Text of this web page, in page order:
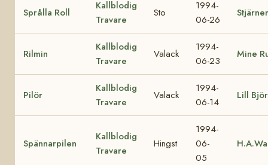
Språlla Roll
Kallblodig
Travare
Sto
1994-
06-26
Rilmin
Kallblodig
Travare
Valack
1994-
06-23
Mine
Pilör
Kallblodig
Travare
Valack
1994-
06-14
Lill
Spännarpilen
Kallblodig
Travare
Hingst
1994-
06-
05